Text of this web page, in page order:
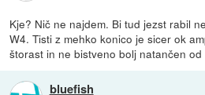
Kje? Nič ne najdem. Bi tud jezst rabil
W4. Tisti z mehko konico je sicer ok
štorast in ne bistveno bolj natančen od
bluefish